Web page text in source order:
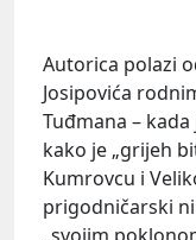
Autorica polazi
Josipovića
Tuđmana –
kako je „grijeh
Kumrovcu i
prigodničarski